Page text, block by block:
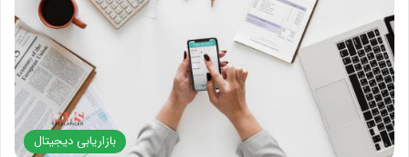
بازاریابی دیجیتال